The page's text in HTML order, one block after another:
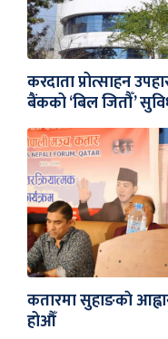
करदाता प्रोत्साहन
बैंकको ‘बिल जितौँ’
कतारमा सुहाङकाे
होऔँ